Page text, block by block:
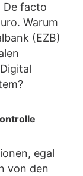
De facto
Warum
(EZB)
egal
von den